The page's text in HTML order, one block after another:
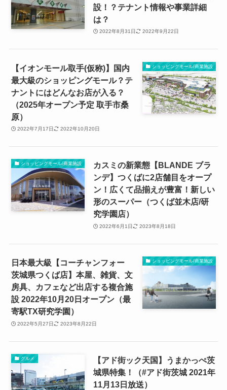
設！？テナント情報や事業詳細
は？
2022年8月31日 2022年9月22日
ショッピングモール/商業施設
【イオンモール取手(仮称)】国内
最大級のショッピングモール？テ
ナントにはどんなお店が入る？
（2025年オープン予定 取手市桑
原）
2022年7月17日 2022年10月20日
ショッピングモール/商業施設
カスミの新業態【BLANDE ブラ
ンデ】つくばに2店舗目をオープ
ン！広くて品揃えが豊富！新しい
形のスーパー（つくば並木店/研
究学園店）
2022年6月1日 2023年8月18日
ショッピングモール/商業施設
日本最大級【コーチャンフォー
茨城県つくば店】本屋、雑貨、文
房具、カフェなど出店する複合施
設 2022年10月20日オープン（最
寄駅TX研究学園）
2022年5月27日 2023年8月22日
グルメ
【アド街ック天国】うまかっぺ茨
城県特集！（#アド街茨城 2021年
11月13日放送）